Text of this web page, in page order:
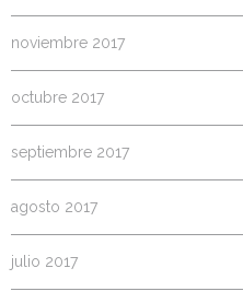
noviembre 2017
octubre 2017
septiembre 2017
agosto 2017
julio 2017